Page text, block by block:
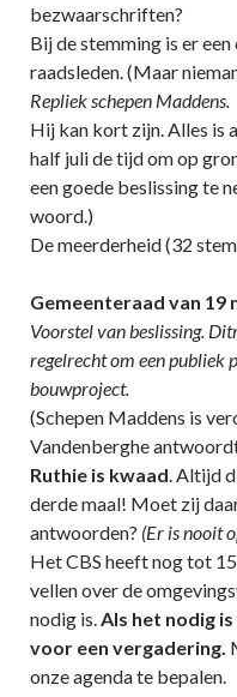
bezwaarschriften?
Bij de stemming is er
raadsleden. (Maar
Repliek schepen Maddens.
Hij kan kort zijn. Alles is
half juli de tijd om op
een goede beslissing te
woord.)
De meerderheid (32
Gemeenteraad van 19
Voorstel van beslissing.
regelrecht om een
bouwproject.
(Schepen Maddens is
Vandenberghe
Ruthie is kwaad. Altijd
derde maal! Moet zij
antwoorden? (Er is nooit
Het CBS heeft nog tot
vellen over de
nodig is.Als het nodig
voor een vergadering.
onze agenda te bepalen.